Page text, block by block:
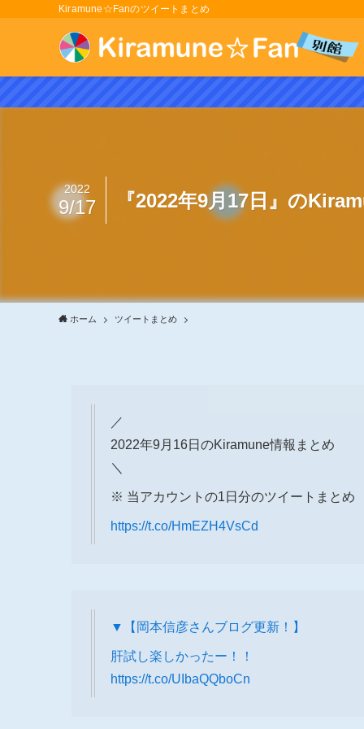
Kiramune☆Fanのツイートまとめ
『2022年9月17日』の
2022
9/17
ホーム ツイートまとめ
／
2022年9月16日のKiramune情報まとめ
＼
※ 当アカウントの1日分のツイートまとめ
https://t.co/HmEZH4VsCd
▼【岡本信彦さんブログ更新！】
肝試し楽しかったー！！
https://t.co/UIbaQQboCn